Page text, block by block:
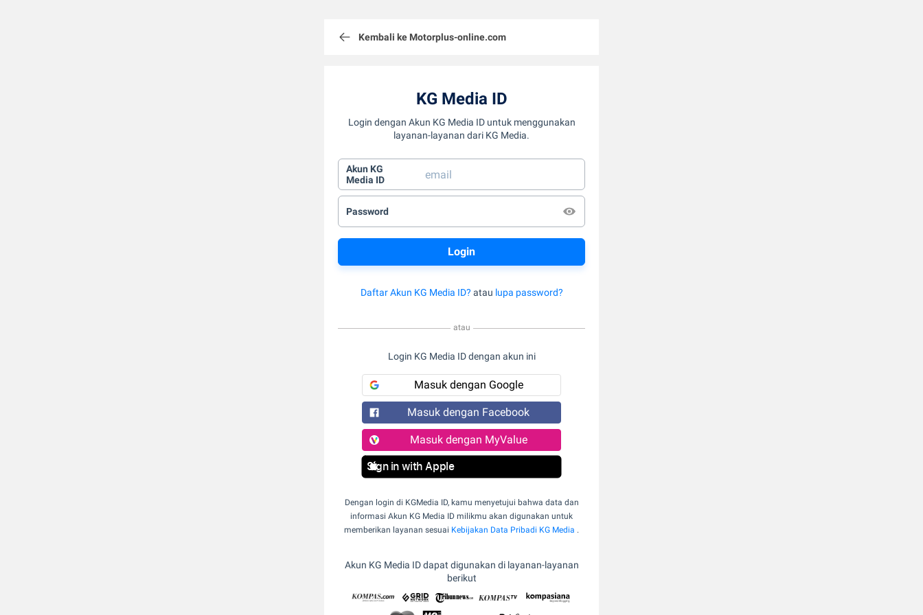
Kembali ke Motorplus-online.com
KG Media ID
Login dengan Akun KG Media ID untuk menggunakan
layanan-layanan dari KG Media.
Akun KG
Media ID
Password
Daftar Akun KG Media ID? atau lupa password?
atau
Login KG Media ID dengan akun ini
Masuk dengan Google
Masuk dengan Facebook
Masuk dengan MyValue
Sign in with Apple
Dengan login di KGMedia ID, kamu menyetujui bahwa data dan
informasi Akun KG Media ID milikmu akan digunakan untuk
memberikan layanan sesuai Kebijakan Data Pribadi KG Media .
Akun KG Media ID dapat digunakan di layanan-layanan
berikut